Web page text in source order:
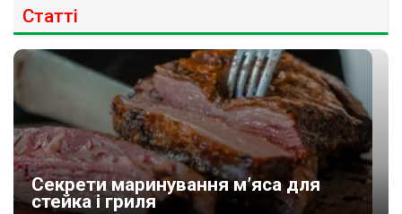
Статті
Секрети маринування м’яса для
стейка і гриля